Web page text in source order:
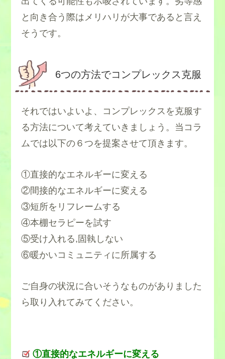
と向き合う際はメリハリが大事であると言え
そうです。
6つの方法でコンプレックス克服
それではいよいよ、コンプレックスを克服す
る方法について考えていきましょう。当コラ
ムでは以下の６つを提案させて頂きます。
①直接的なエネルギーに変える
②間接的なエネルギーに変える
③短所をリフレームする
④本棚セラピーを試す
⑤受け入れる,固執しない
⑥暖かいコミュニティに所属する
ご自身の状況に合いそうなものがありました
ら取り入れてみてください。
①直接的なエネルギーに変える